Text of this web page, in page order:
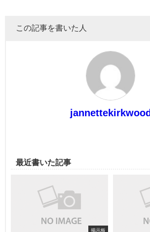
この記事を書いた人
jannettekirkwood
最近書いた記事
掲示板